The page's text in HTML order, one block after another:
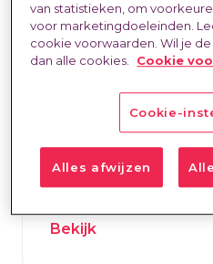
drijvende kracht
20 mei 2025Estelle
De arbeidsmarkt
door digitalisering,
kunstmatige
Bekijk
van statistieken, om
voor marketingdoeleinden.
cookie voorwaarden. Wil je
dan alle cookies.
Cookie
Cookie-
Alles afwijzen